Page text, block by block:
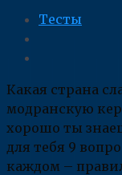
Тесты
Какая страна
модранскую
хорошо ты
для тебя 9
каждом –